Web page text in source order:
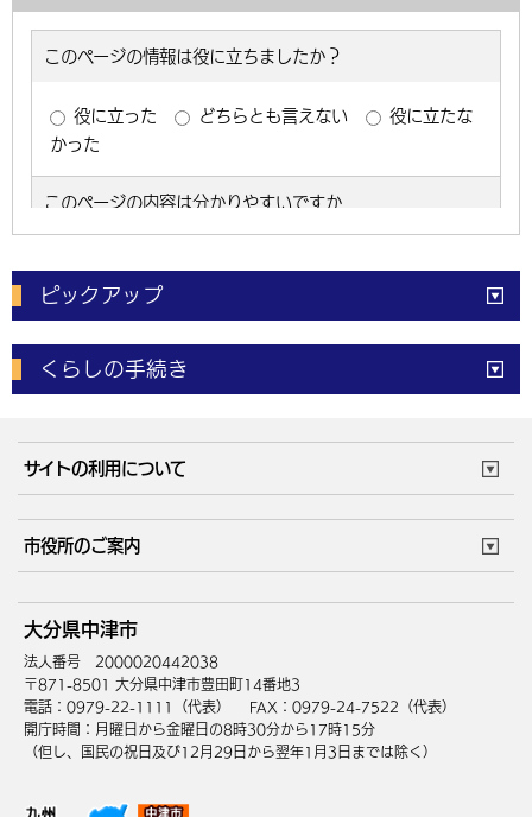
ピックアップ
電子申請 窓口の混雑状況
体育施設予約状況 ご意見・ご要望
くらしの手続き
成人・仕事
住まい・引越 ごみ・環境
健康・医療 障がい・福祉
高齢・介護
サイトの利用について
サイトマップ
市役所のご案内
庁舎地図 組織案内
中津市へのアクセス
大分県中津市
法人番号 2000020442038
〒871-8501 大分県中津市豊田町14番地3
電話：0979-22-1111（代表）
FAX：0979-24-7522（代表）
開庁時間：月曜日から金曜日の8時30分から17時15分
（但し、国民の祝日及び12月29日から翌年1月3日までは除く）